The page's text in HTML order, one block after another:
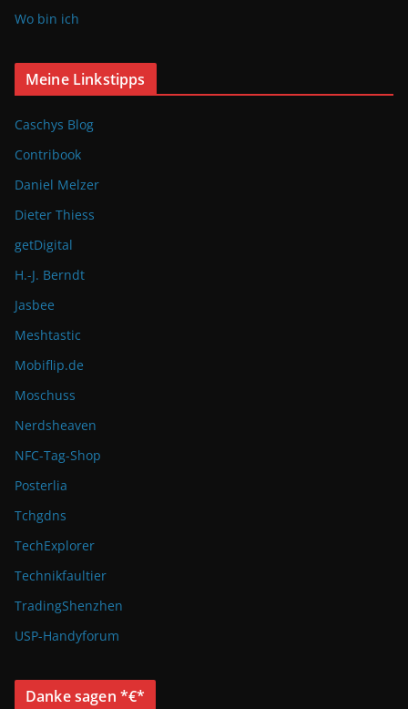
Wo bin ich
Meine Linkstipps
Caschys Blog
Contribook
Daniel Melzer
Dieter Thiess
getDigital
H.-J. Berndt
Jasbee
Meshtastic
Mobiflip.de
Moschuss
Nerdsheaven
NFC-Tag-Shop
Posterlia
Tchgdns
TechExplorer
Technikfaultier
TradingShenzhen
USP-Handyforum
Danke sagen *€*